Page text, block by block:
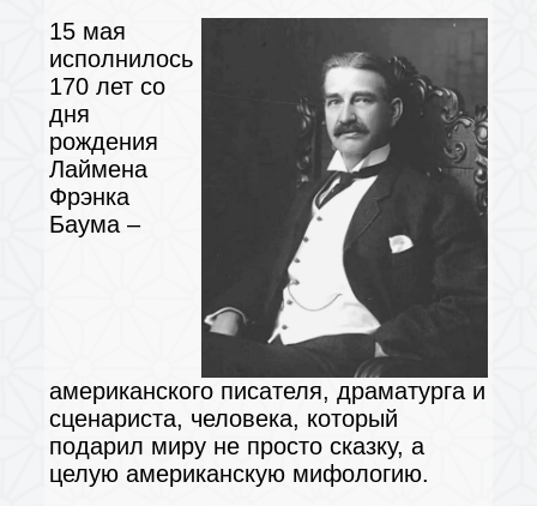
15 мая
исполнилось
170 лет со
дня
рождения
Лаймена
Фрэнка
Баума –
американского писателя, драматурга и
сценариста, человека, который
подарил миру не просто сказку, а
целую американскую мифологию.